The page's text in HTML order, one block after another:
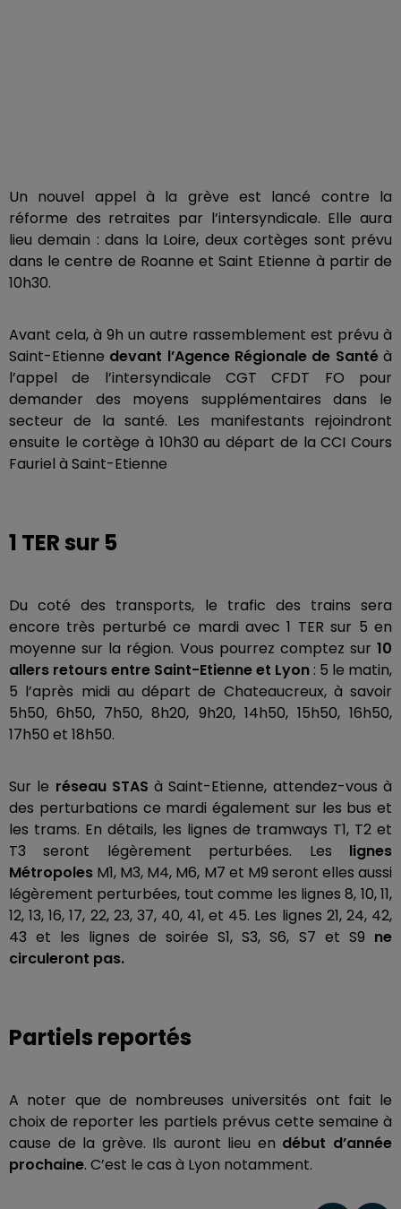
Un nouvel appel à la grève est lancé contre la
réforme des retraites par l’intersyndicale. Elle aura
lieu demain : dans la Loire, deux cortèges sont prévu
dans le centre de Roanne et Saint Etienne à partir de
10h30.
Avant cela, à 9h un autre rassemblement est prévu à
Saint-Etienne devant l’Agence Régionale de Santéà
l’appel de l’intersyndicale CGT CFDT FO pour
demander des moyens supplémentaires dans le
secteur de la santé. Les manifestants rejoindront
ensuite le cortège à 10h30 au départ de la CCI Cours
Fauriel à Saint-Etienne
1 TER sur 5
Du coté des transports, le trafic des trains sera
encore très perturbé ce mardi avec 1 TER sur 5 en
moyenne sur la région. Vous pourrez comptez sur 10
allers retours entre Saint-Etienne et Lyon : 5 le matin,
5 l’après midi au départ de Chateaucreux, à savoir
5h50, 6h50, 7h50, 8h20, 9h20, 14h50, 15h50, 16h50,
17h50 et 18h50.
Sur le réseau STAS à Saint-Etienne, attendez-vous à
des perturbations ce mardi également sur les bus et
les trams. En détails, les lignes de tramways T1, T2 et
T3 seront légèrement perturbées. Les lignes
Métropoles M1, M3, M4, M6, M7 et M9 seront elles aussi
légèrement perturbées, tout comme les lignes 8, 10, 11,
12, 13, 16, 17, 22, 23, 37, 40, 41, et 45. Les lignes 21, 24, 42,
43 et les lignes de soirée S1, S3, S6, S7 et S9 ne
circuleront pas.
Partiels reportés
A noter que de nombreuses universités ont fait le
choix de reporter les partiels prévus cette semaine à
cause de la grève. Ils auront lieu en début d’année
prochaine. C’est le cas à Lyon notamment.